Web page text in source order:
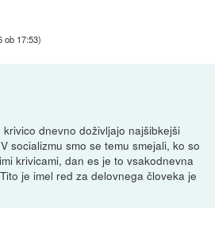
ob 17:53)
dnevno doživljajo najšibkejši
socializmu smo se temu smejali, ko so
krivicami, dan es je to vsakodnevna
je imel red za delovnega človeka je